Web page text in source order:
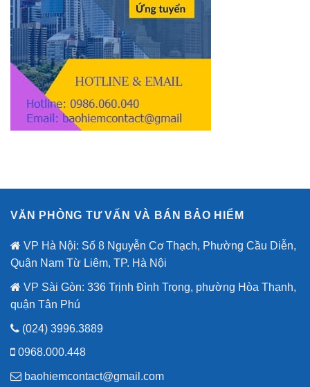
VĂN PHÒNG TƯ VẤN VÀ BÁN BẢO HIỂM
VP Hà Nội: Số 8 Nguyễn Cơ Thạch, Phường Cầu Diễn,
Quận Nam Từ Liêm, TP. Hà Nội
VP Sài Gòn: 336 Trịnh Đình Trọng, phường Hòa Thạnh,
quận Tân Phú
(024) 3996.3889
0968.000.448
baohiemcontact@gmail.com